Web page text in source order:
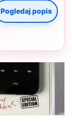
Pogledaj popis